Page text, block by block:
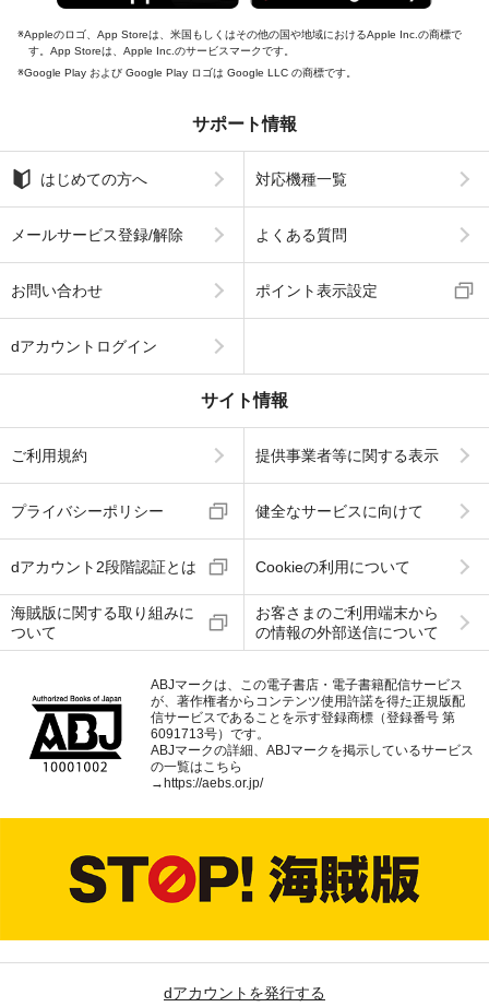
Appleのロゴ、App Storeは、米国もしくはその他の国や地域におけるApple Inc.の商標で
す。App Storeは、Apple Inc.のサービスマークです。
Google Play および Google Play ロゴは Google LLC の商標です。
サポート情報
はじめての方へ 対応機種一覧
メールサービス登録/解除 よくある質問
お問い合わせ ポイント表示設定
dアカウントログイン
サイト情報
ご利用規約 提供事業者等に関する表示
プライバシーポリシー 健全なサービスに向けて
dアカウント2段階認証とは Cookieの利用について
海賊版に関する取り組みに
ついて
お客さまのご利用端末から
の情報の外部送信について
ABJマークは、この電子書店・電子書籍配信サービス
が、著作権者からコンテンツ使用許諾を得た正規版配
信サービスであることを示す登録商標（登録番号 第
6091713号）です。
ABJマークの詳細、ABJマークを掲示しているサービス
の一覧はこちら
→https://aebs.or.jp/
dアカウントを発行する